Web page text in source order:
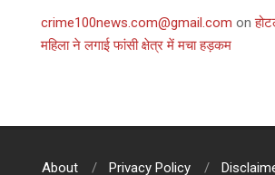
crime100news.com@gmail.com on
महिला ने लगाई फांसी क्षेत्र में मचा हड़कम
About Privacy Policy